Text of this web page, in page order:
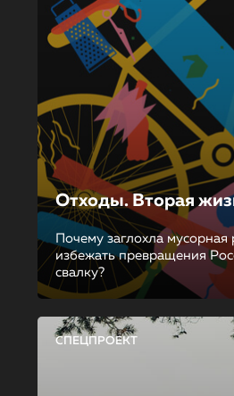
Отходы. Вторая
Почему заглохла мусорная
избежать превращения
свалку?
СПЕЦПРОЕКТ